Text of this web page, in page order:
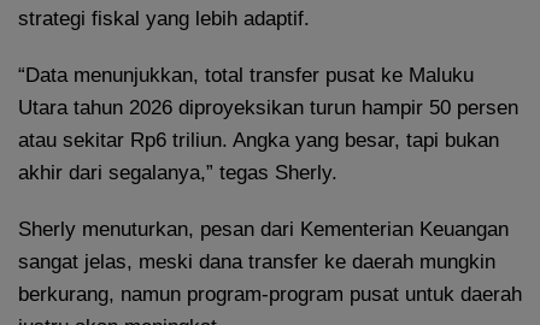
strategi fiskal yang lebih adaptif.
“Data menunjukkan, total transfer pusat ke Maluku
Utara tahun 2026 diproyeksikan turun hampir 50 persen
atau sekitar Rp6 triliun. Angka yang besar, tapi bukan
akhir dari segalanya,” tegas Sherly.
Sherly menuturkan, pesan dari Kementerian Keuangan
sangat jelas, meski dana transfer ke daerah mungkin
berkurang, namun program-program pusat untuk daerah